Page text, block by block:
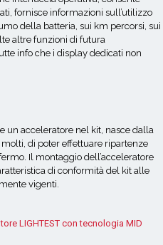
fornisce informazioni sull’utilizzo
della batteria, sui km percorsi, sui
altre funzioni di futura
info che i display dedicati non
un acceleratore nel kit, nasce dalla
molti, di poter effettuare ripartenze
Il montaggio dell’acceleratore
di conformità del kit alle
vigenti.
LIGHTEST con tecnologia MID